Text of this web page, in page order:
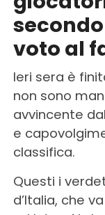
voto al
Ieri sera è
non sono
avvincente
e
classifica.
Questi i
d’Italia, che